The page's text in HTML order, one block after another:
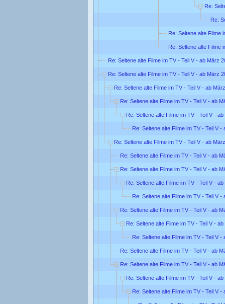
Re:
Re:
Re: Seltene alte Filme
Re: Seltene alte Filme
Re: Seltene alte Filme im TV - Teil V - ab März
Re: Seltene alte Filme im TV - Teil V - ab März
Re: Seltene alte Filme im TV - Teil V - ab
Re: Seltene alte Filme im TV - Teil V - ab
Re: Seltene alte Filme im TV - Teil V -
Re: Seltene alte Filme im TV - Teil V -
Re: Seltene alte Filme im TV - Teil V - ab
Re: Seltene alte Filme im TV - Teil V - ab
Re: Seltene alte Filme im TV - Teil V - ab
Re: Seltene alte Filme im TV - Teil V -
Re: Seltene alte Filme im TV - Teil V -
Re: Seltene alte Filme im TV - Teil V - ab
Re: Seltene alte Filme im TV - Teil V -
Re: Seltene alte Filme im TV - Teil V -
Re: Seltene alte Filme im TV - Teil V - ab
Re: Seltene alte Filme im TV - Teil V - ab
Re: Seltene alte Filme im TV - Teil V -
Re: Seltene alte Filme im TV - Teil V -